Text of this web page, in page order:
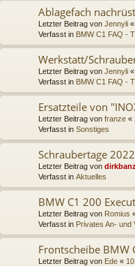
Ablagefach
Letzter Beitrag von Jennyli «
Verfasst in BMW C1 FAQ -
Werkstatt/
Letzter Beitrag von Jennyli «
Verfasst in BMW C1 FAQ -
Ersatzteile von
Letzter Beitrag von franze «
Verfasst in Sonstiges
Schraubertage
Letzter Beitrag von
Verfasst in Aktuelles
BMW C1 200
Letzter Beitrag von Romius
Verfasst in Privates An- und
Frontscheibe BMW
Letzter Beitrag von Ede «